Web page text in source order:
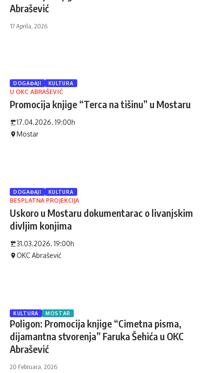
Abrašević
17 Aprila, 2026
DOGAĐAJI KULTURA
U OKC ABRAŠEVIĆ
Promocija knjige “Terca na tišinu” u Mostaru
17.04.2026. 19:00h
Mostar
DOGAĐAJI KULTURA
BESPLATNA PROJEKCIJA
Uskoro u Mostaru dokumentarac o livanjskim
divljim konjima
31.03.2026. 19:00h
OKC Abrašević
KULTURA MOSTAR
Poligon: Promocija knjige “Cimetna pisma,
dijamantna stvorenja” Faruka Šehića u OKC
Abrašević
20 Februara, 2026